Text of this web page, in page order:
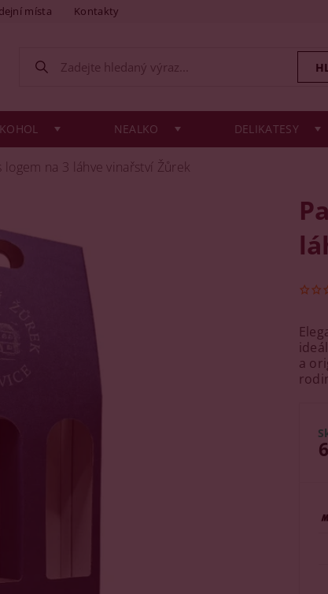
místa Kontakty
NEALKO DELIKATESY
logem na 3 láhve vinařství Žůrek
a